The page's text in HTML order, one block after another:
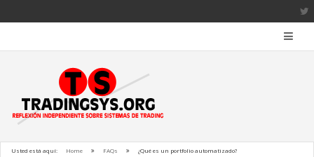
Usted está aquí: Home FAQs ¿Qué es un portfolio automatizado?